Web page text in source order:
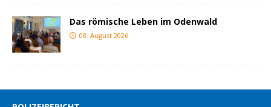
Das römische Leben im Odenwald
08. August 2026